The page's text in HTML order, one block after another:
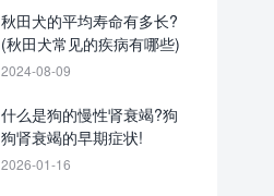
秋田犬的平均寿命有多长?
(秋田犬常见的疾病有哪些)
2024-08-09
什么是狗的慢性肾衰竭?狗
狗肾衰竭的早期症状!
2026-01-16